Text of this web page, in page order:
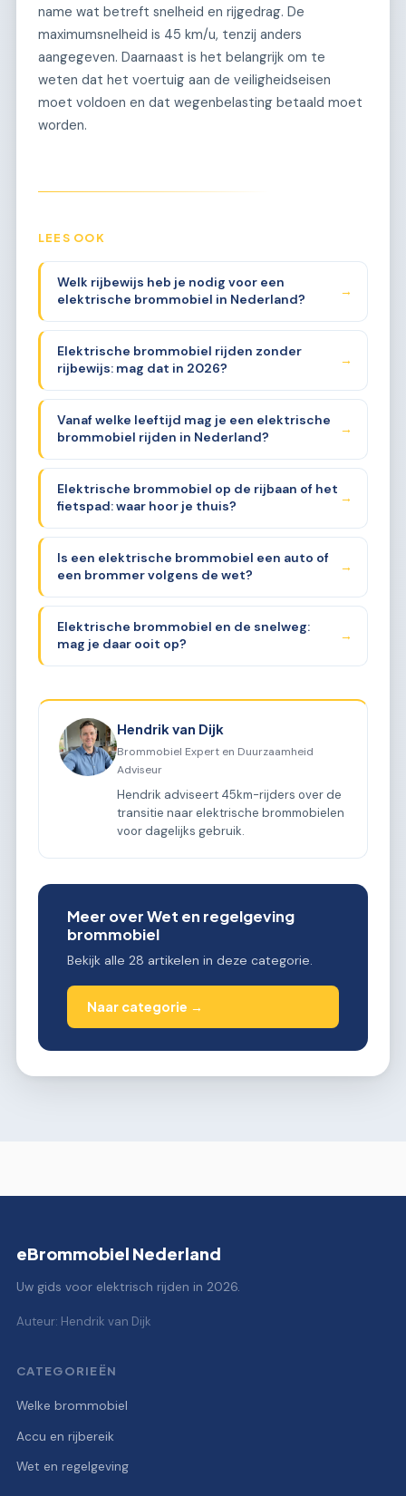
name wat betreft snelheid en rijgedrag. De
maximumsnelheid is 45 km/u, tenzij anders
aangegeven. Daarnaast is het belangrijk om te
weten dat het voertuig aan de veiligheidseisen
moet voldoen en dat wegenbelasting betaald moet
worden.
LEES OOK
Welk rijbewijs heb je nodig voor een
elektrische brommobiel in Nederland?
→
Elektrische brommobiel rijden zonder
rijbewijs: mag dat in 2026?
→
Vanaf welke leeftijd mag je een elektrische
brommobiel rijden in Nederland?
→
Elektrische brommobiel op de rijbaan of het
fietspad: waar hoor je thuis?
→
Is een elektrische brommobiel een auto of
een brommer volgens de wet?
→
Elektrische brommobiel en de snelweg:
mag je daar ooit op?
→
Hendrik van Dijk
Brommobiel Expert en Duurzaamheid
Adviseur
Hendrik adviseert 45km-rijders over de
transitie naar elektrische brommobielen
voor dagelijks gebruik.
Meer over Wet en regelgeving
brommobiel
Bekijk alle 28 artikelen in deze categorie.
Naar categorie →
eBrommobiel Nederland
Uw gids voor elektrisch rijden in 2026.
Auteur: Hendrik van Dijk
CATEGORIEËN
Welke brommobiel
Accu en rijbereik
Wet en regelgeving